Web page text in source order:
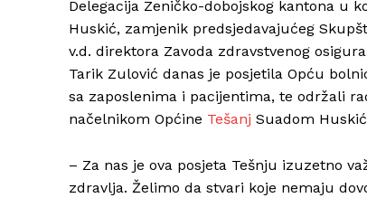
Delegacija Zeničko-dobojskog kantona u
Huskić, zamjenik predsjedavajućeg
v.d. direktora Zavoda zdravstvenog
Tarik Zulović danas je posjetila Opću
sa zaposlenima i pacijentima, te održali
načelnikom Općine Tešanj Suadom
– Za nas je ova posjeta Tešnju izuzetno
zdravlja. Želimo da stvari koje nemaju